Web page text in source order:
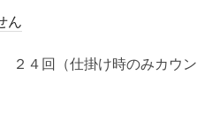
ん
４回（仕掛け時のみカウン